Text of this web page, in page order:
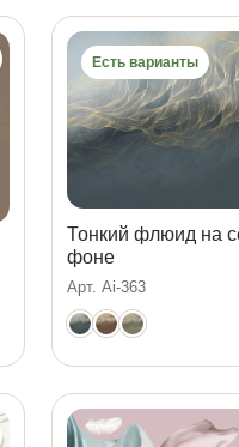
Есть варианты
Тонкий флюид на
фоне
Арт. Ai-363